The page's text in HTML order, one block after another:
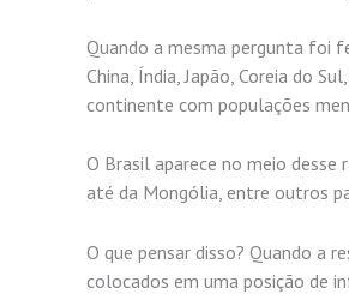
Quando a mesma pergunta foi
China, Índia, Japão, Coreia do
continente com populações
O Brasil aparece no meio desse
até da Mongólia, entre outros
O que pensar disso? Quando a
colocados em uma posição de